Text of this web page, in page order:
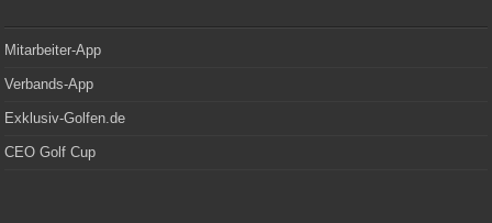
Mitarbeiter-App
Verbands-App
Exklusiv-Golfen.de
CEO Golf Cup